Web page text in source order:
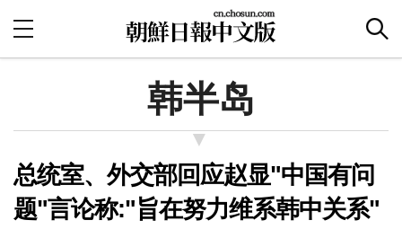
韩半岛
总统室、外交部回应赵显"中国有问
题"言论称:"旨在努力维系韩中关系"